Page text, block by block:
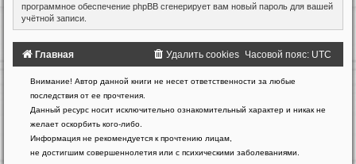
программное обеспечение phpBB сгенерирует вам новый пароль для вашей
учётной записи.
Главная Часовой пояс: UTC
Удалить cookies
Внимание! Автор данной книги не несет ответственности за любые
последствия от ее прочтения.
Данный ресурс носит исключительно ознакомительный характер и никак не
желает оскорбить кого-либо.
Информация не рекомендуется к прочтению лицам,
не достигшим совершеннолетия или с психическими заболеваниями.
Создано
на
основе
phpBB®
Forum
Software